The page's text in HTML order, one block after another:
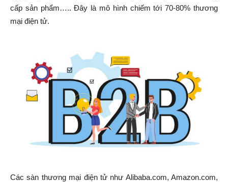
cấp sản phẩm….. Đây là mô hình chiếm tới 70-80% thương
mại điện tử.
Các sàn thương mại điện tử như Alibaba.com, Amazon.com,